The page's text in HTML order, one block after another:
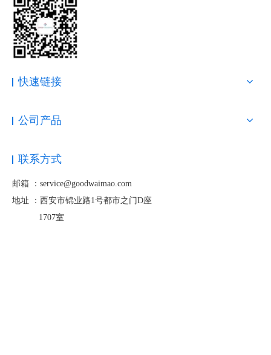
快速链接
公司产品
联系方式
邮箱 ：service@goodwaimao.com
地址 ： 西安市锦业路1号都市之门D座
1707室